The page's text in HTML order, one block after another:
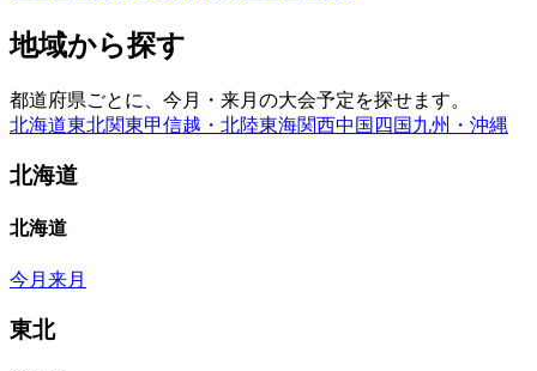
地域から探す
都道府県ごとに、今月・来月の大会予定を探せます。
北海道東北関東甲信越・北陸東海関西中国 四国九州・沖縄
北海道
北海道
今月 来月
東北